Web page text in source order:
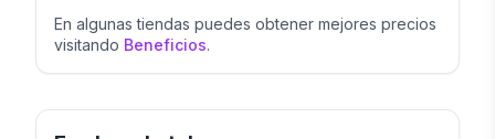
En algunas tiendas puedes obtener mejores precios
visitando Beneficios.